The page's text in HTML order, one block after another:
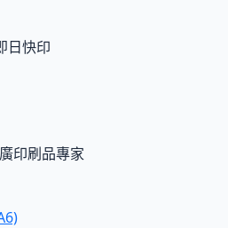
日快印
印刷品專家